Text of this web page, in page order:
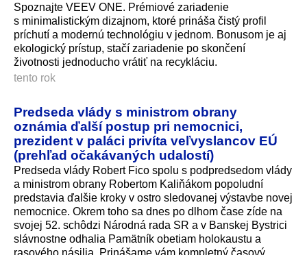
Spoznajte VEEV ONE. Prémiové zariadenie
s minimalistickým dizajnom, ktoré prináša čistý profil
príchutí a modernú technológiu v jednom. Bonusom je aj
ekologický prístup, stačí zariadenie po skončení
životnosti jednoducho vrátiť na recykláciu.
tento rok
Predseda vlády s ministrom obrany
oznámia ďalší postup pri nemocnici,
prezident v paláci privíta veľvyslancov EÚ
(prehľad očakávaných udalostí)
Predseda vlády Robert Fico spolu s podpredsedom vlády
a ministrom obrany Robertom Kaliňákom popoludní
predstavia ďalšie kroky v ostro sledovanej výstavbe novej
nemocnice. Okrem toho sa dnes po dlhom čase zíde na
svojej 52. schôdzi Národná rada SR a v Banskej Bystrici
slávnostne odhalia Pamätník obetiam holokaustu a
rasového násilia. Prinášame vám kompletný časový